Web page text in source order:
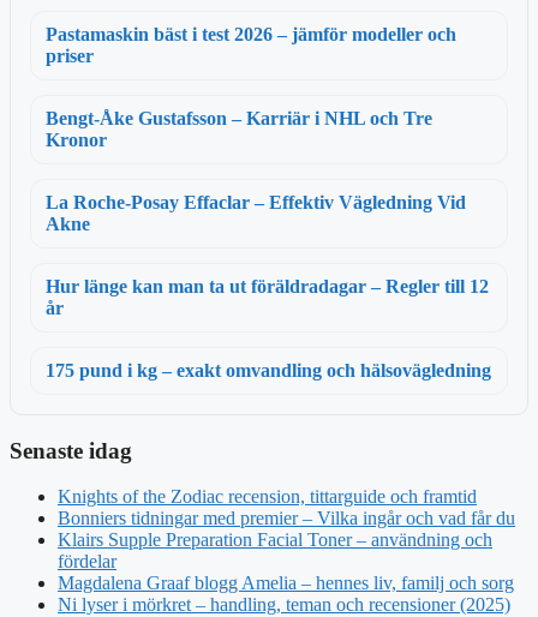
Pastamaskin bäst i test 2026 – jämför modeller och
priser
Bengt-Åke Gustafsson – Karriär i NHL och Tre
Kronor
La Roche-Posay Effaclar – Effektiv Vägledning Vid
Akne
Hur länge kan man ta ut föräldradagar – Regler till 12
år
175 pund i kg – exakt omvandling och hälsovägledning
Senaste idag
Knights of the Zodiac recension, tittarguide och framtid
Bonniers tidningar med premier – Vilka ingår och vad får du
Klairs Supple Preparation Facial Toner – användning och
fördelar
Magdalena Graaf blogg Amelia – hennes liv, familj och sorg
Ni lyser i mörkret – handling, teman och recensioner (2025)